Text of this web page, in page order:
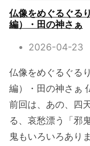
仏像をめぐるぐる
編）・田の神さぁ
2026-04-23
仏像をめぐるぐる
編）・田の神さぁ
前回は、あの、四
る、哀愁漂う「邪
鬼もいろいろあり